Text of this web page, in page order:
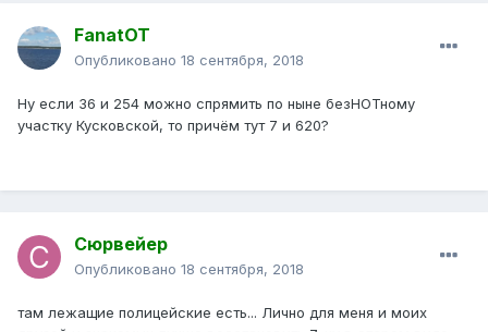
FanatOT
Опубликовано 18 сентября, 2018
Ну если 36 и 254 можно спрямить по ныне безНОТному
участку Кусковской, то причём тут 7 и 620?
Сюрвейер
Опубликовано 18 сентября, 2018
там лежащие полицейские есть... Лично для меня и моих